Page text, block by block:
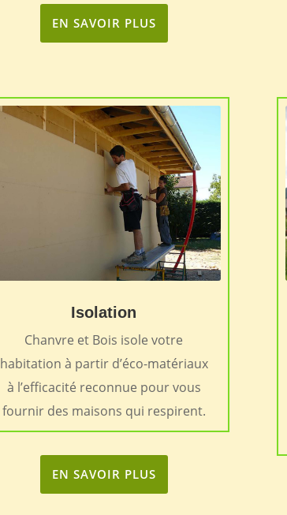
EN SAVOIR PLUS
Isolation
Chanvre et Bois isole votre
habitation à partir d’éco-matériaux
à l’efficacité reconnue pour vous
fournir des maisons qui respirent.
EN SAVOIR PLUS